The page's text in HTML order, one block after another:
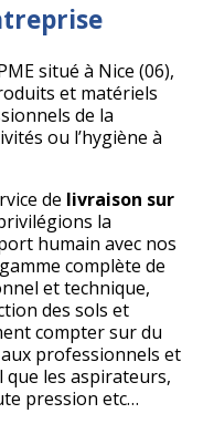
situé à Nice (06),
et matériels
de la
ou l’hygiène à
de livraison sur
la
humain avec nos
complète de
et technique,
des sols et
compter sur du
professionnels et
que les aspirateurs,
pression etc…